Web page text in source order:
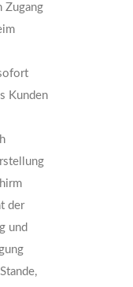
Zugang
Kunden
der
und